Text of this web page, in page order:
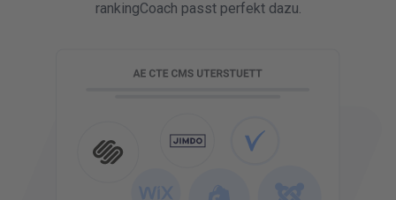
rankingCoach passt perfekt dazu.